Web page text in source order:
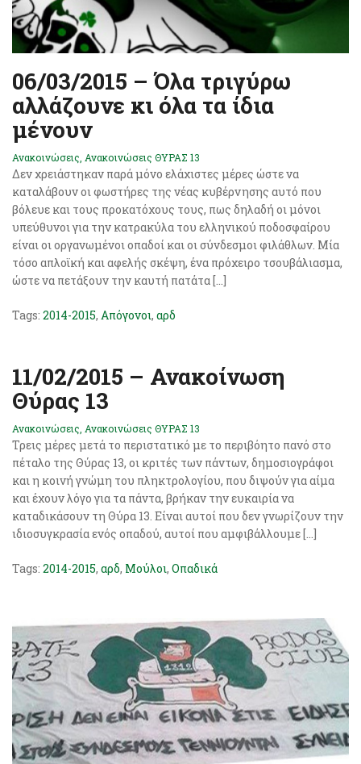
06/03/2015 – Όλα τριγύρω
αλλάζουνε κι όλα τα ίδια
μένουν
Ανακοινώσεις, Ανακοινώσεις ΘΥΡΑΣ 13
Δεν χρειάστηκαν παρά μόνο ελάχιστες μέρες ώστε να
καταλάβουν οι φωστήρες της νέας κυβέρνησης αυτό που
βόλευε και τους προκατόχους τους, πως δηλαδή οι μόνοι
υπεύθυνοι για την κατρακύλα του ελληνικού ποδοσφαίρου
είναι οι οργανωμένοι οπαδοί και οι σύνδεσμοι φιλάθλων. Μία
τόσο απλοϊκή και αφελής σκέψη, ένα πρόχειρο τσουβάλιασμα,
ώστε να πετάξουν την καυτή πατάτα […]
Tags: 2014-2015, Απόγονοι, αρδ
11/02/2015 – Ανακοίνωση
Θύρας 13
Ανακοινώσεις, Ανακοινώσεις ΘΥΡΑΣ 13
Τρεις μέρες μετά το περιστατικό με το περιβόητο πανό στο
πέταλο της Θύρας 13, οι κριτές των πάντων, δημοσιογράφοι
και η κοινή γνώμη του πληκτρολογίου, που διψούν για αίμα
και έχουν λόγο για τα πάντα, βρήκαν την ευκαιρία να
καταδικάσουν τη Θύρα 13. Είναι αυτοί που δεν γνωρίζουν την
ιδιοσυγκρασία ενός οπαδού, αυτοί που αμφιβάλλουμε […]
Tags: 2014-2015, αρδ, Μούλοι, Οπαδικά